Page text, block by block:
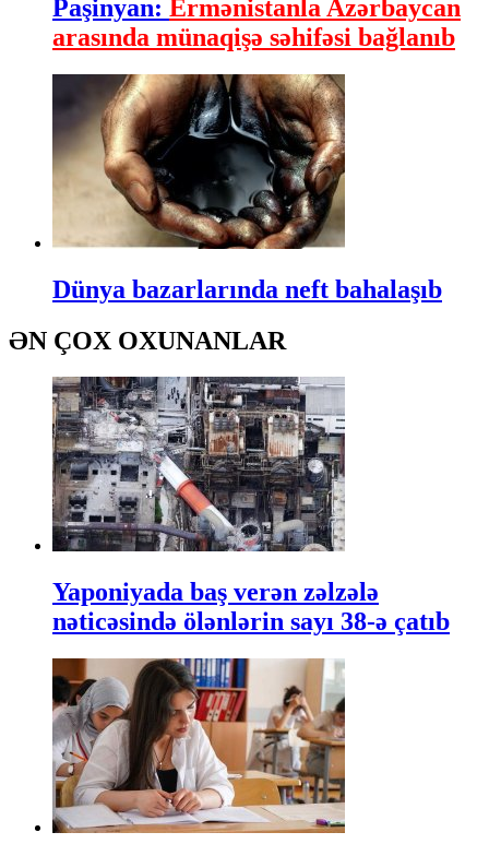
Paşinyan: Ermənistanla Azərbaycan
arasında münaqişə səhifəsi bağlanıb
Dünya bazarlarında neft bahalaşıb
ƏN ÇOX OXUNANLAR
Yaponiyada baş verən zəlzələ
nəticəsində ölənlərin sayı 38-ə çatıb